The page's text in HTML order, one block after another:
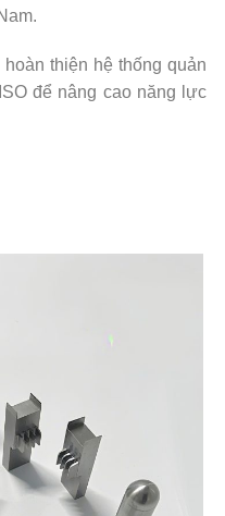
thiện hệ thống quản
để nâng cao năng lực